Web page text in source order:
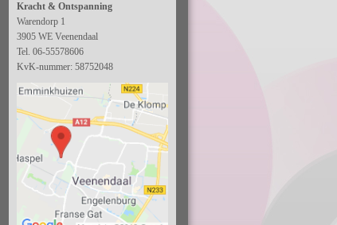
Kracht & Ontspanning
Warendorp 1
3905 WE Veenendaal
Tel. 06-55578606
KvK-nummer: 58752048